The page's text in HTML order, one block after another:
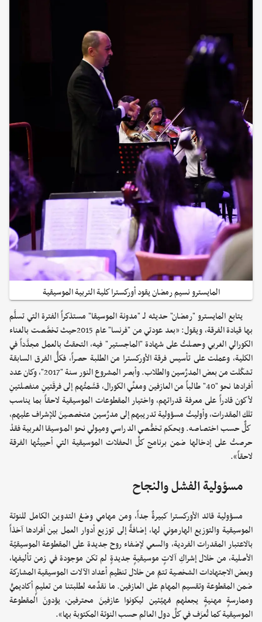
المايسترو نسيم رمضان يقود أوركسترا كلية التربية الموسيقية
يتابع المايسترو "رمضان" حديثه لـ "مدونة الموسيقا" مستذكراً الفترة التي تسلَّم
بها قيادة الفرقة، ويقول: «بعد عودتي من "فرنسا" عام 2015حيث تخصَّصت بالغناء
الكورالي الغربي وحصلتُ على شهادة "الماجستير" فيه، التحقتُ بالعمل مجدَّداً في
الكلية، وعملت على تأسيس فرقة الأوركسترا من الطلبة حصراً، فكلُّ الفرق السابقة
تشكّلت من بعض المدرِّسين والطلاب. وأبصر المشروع النور سنة "2017"، وكان عدد
أفرادها نحو "40" طالباً من العازفين ومغنِّي الكورال، قسَّمتُهم إلى فرقَتينِ منفصلتينِ
لأكون قادراً على معرفة قدراتهم، واختيار المقطوعات الموسيقية لاحقاً بما يناسب
تلك المقدرات، وأوليتُ مسؤولية تدريبهم إلى مدرِّسين متخصصينَ للإشراف عليهم،
كلٌّ حسب اختصاصه. وبحكم تخصُّصي الدراسي وميولي نحو الموسيقا الغربية فقدْ
حرصتُ على إدخالها ضمن برنامج كلِّ الحفلات الموسيقية التي أحييتُها الفرقة
لاحقاً».
مسؤولية الفشل والنجاح
مسؤولية قائد الأوركسترا كبيرةٌ جداً، ومن مهامي وضعُ التدوين الكامل للنوتة
الموسيقية والتوزيع الهارموني لها، إضافةً إلى توزيع أدوار العمل بين أفرادها آخذاً
بالاعتبار المقدرات الفردية، والسعي لإضفاء روح جديدة على المقطوعة الموسيقيّة
الأصلية، من خلال إشراكِ آلاتٍ موسيقيةٍ جديدةٍ لم تكن موجودة في زمن تأليفها،
وبعض الاجتهادات الشخصية تتمّ من خلال تنظيم أعداد الآلات الموسيقية المشاركة
ضمن المقطوعة وتقسيم المهام على العازفين. ما نقدِّمه لطلبتنا من تعليمٍ أكاديميٍّ
وممارسةٍ مهنيةٍ يجعلهم مُهيّئين ليكونوا عازفينَ محترفين، يؤدونَ المقطوعة
الموسيقية كما تُعزَف في كلِّ دول العالم حسب النوتة المكتوبة بها».